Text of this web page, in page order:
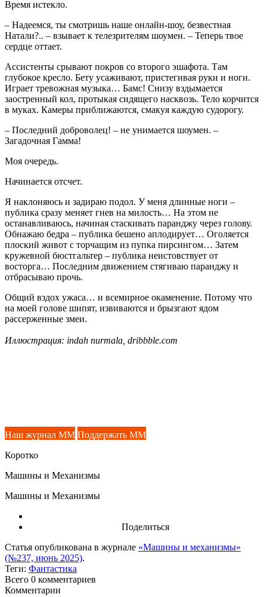
Время истекло.
– Надеемся, ты смотришь наше онлайн-шоу, безвестная
Натали?.. – взывает к телезрителям шоумен. – Теперь твое
сердце оттает.
Ассистенты срывают покров со второго эшафота. Там
глубокое кресло. Бету усаживают, пристегивая руки и ноги.
Играет тревожная музыка… Бамс! Снизу вздымается
заостренный кол, протыкая сидящего насквозь. Тело корчится
в муках. Камеры приближаются, смакуя каждую судорогу.
– Последний доброволец! – не унимается шоумен. –
Загадочная Гамма!
Моя очередь.
Начинается отсчет.
Я наклоняюсь и задираю подол. У меня длинные ноги –
публика сразу меняет гнев на милость… На этом не
останавливаюсь, начиная стаскивать паранджу через голову.
Обнажаю бедра – публика бешено аплодирует… Оголяется
плоский живот с торчащим из пупка пирсингом… Затем
кружевной бюстгальтер – публика неистовствует от
восторга… Последним движением стягиваю паранджу и
отбрасываю прочь.
Общий вздох ужаса… и всемирное окаменение. Потому что
на моей голове шипят, извиваются и брызгают ядом
рассерженные змеи.
Иллюстрация: indah nurmala, dribbble.com
Наш журнал ММ Поддержать ММ
Коротко
Машины и Механизмы
Машины и Механизмы
Поделиться
Статья опубликована в журнале «Машины и механизмы»
(№237, июнь 2025).
Теги: Фантастика
Всего 0 комментариев
Комментарии